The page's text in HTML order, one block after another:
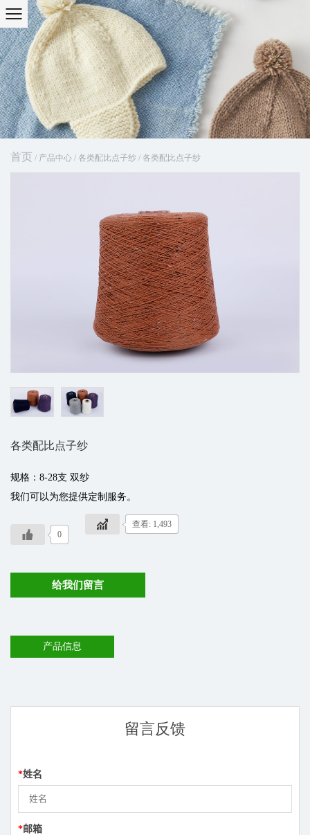
首页 / 产品中心 / 各类配比点子纱 / 各类配比点子纱
各类配比点子纱
规格：8-28支 双纱
我们可以为您提供定制服务。
0
查看: 1,493
给我们留言
产品信息
留言反馈
*姓名
*邮箱